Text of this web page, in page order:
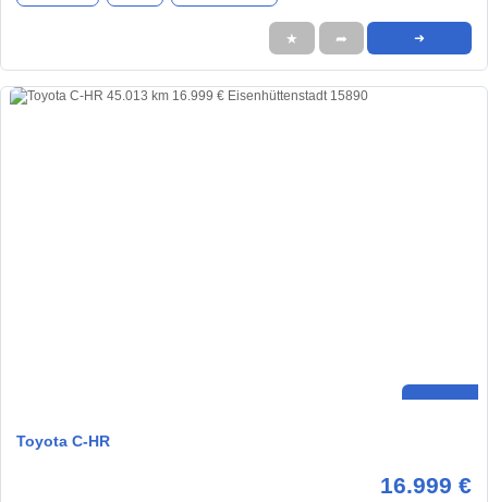
★ ➦ ➜
Toyota C-HR
16.999 €